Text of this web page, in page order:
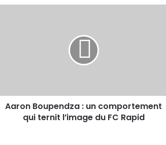
Aaron Boupendza : un comportement
qui ternit l’image du FC Rapid